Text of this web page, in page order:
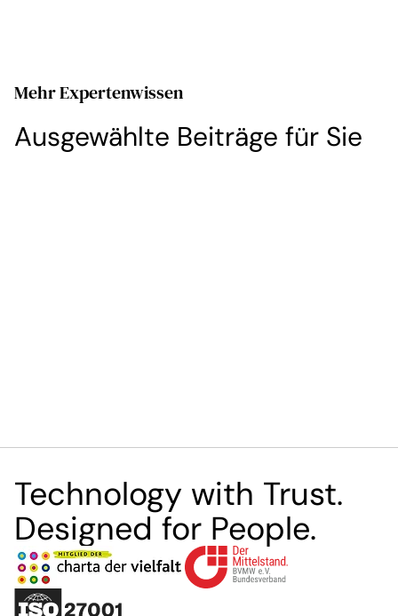
Mehr Expertenwissen
Ausgewählte Beiträge für Sie
Technology with Trust.
Designed for People.